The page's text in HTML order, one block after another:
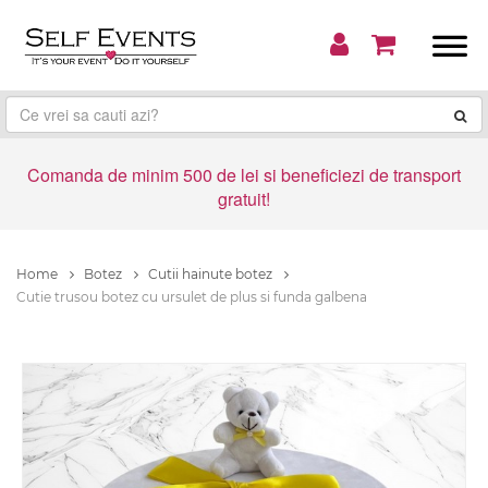
Comanda de minim 500 de lei si beneficiezi de transport
gratuit!
Home Botez
Cutii hainute botez
Cutie trusou botez cu ursulet de plus si funda galbena